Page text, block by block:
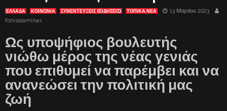
ΕΛΛΑΔΑ ΚΟΙΝΩΝΙΑ ΣΥΝΕΝΤΕΥΞΕΙΣ (ΕΙΔΗΣΕΙΣ) ΤΟΠΙΚΑ ΝΕΑ
13 Μαρτίου 2023
fonisalaminas
Ως υποψήφιος βουλευτής
νιώθω μέρος της νέας γενιάς
που επιθυμεί να παρέμβει και να
ανανεώσει την πολιτική μας
ζωή